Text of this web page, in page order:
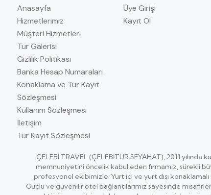
Anasayfa
Hizmetlerimiz
Müşteri Hizmetleri
Tur Galerisi
Gizlilik Politikası
Banka Hesap Numaraları
Konaklama ve Tur Kayıt
Sözleşmesi
Kullanım Sözleşmesi
İletişim
Tur Kayıt Sözleşmesi
Üye Girişi
Kayıt Ol
ÇELEBİ TRAVEL (ÇELEBİTUR SEYAHAT), 2011
memnuniyetini öncelik kabul eden firmamız, sürekli
profesyonel ekibimizle; Yurt içi ve yurt dışı
Güçlü ve güvenilir otel bağlantılarımız sayesinde